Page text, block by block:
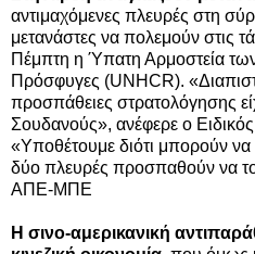
αντιμαχόμενες πλευρές στη
μετανάστες να πολεμούν στις
Πέμπτη η Ύπατη Αρμοστεία
Πρόσφυγες (UNHCR).
προσπάθειες στρατολόγησης
Σουδανούς», ανέφερε ο
«Υποθέτουμε διότι μπορούν να
δύο πλευρές προσπαθούν να
ΑΠΕ-ΜΠΕ
Η σινο-αμερικανική